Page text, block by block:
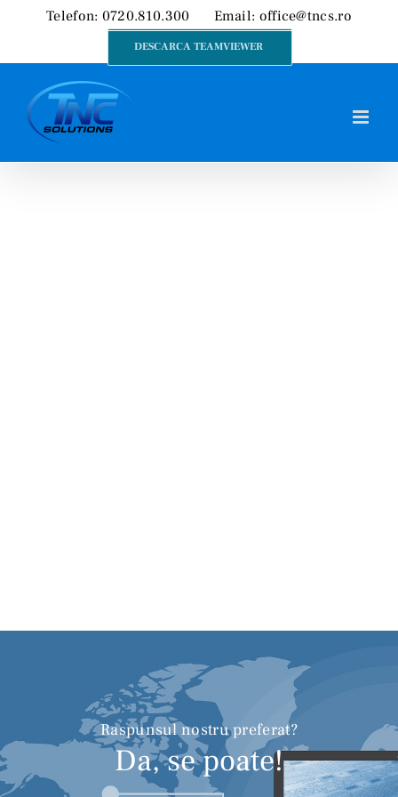
content
Telefon: 0720.810.300 Email: office@tncs.ro
DESCARCA TEAMVIEWER
Raspunsul nostru preferat?
Da, se poate!